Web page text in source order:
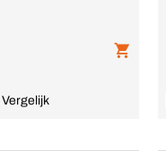
Vergelijk